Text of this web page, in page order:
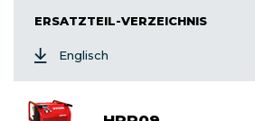
ERSATZTEIL-VERZEICHNIS
Englisch